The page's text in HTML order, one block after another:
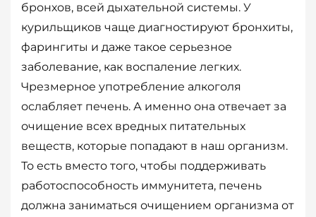
бронхов, всей дыхательной системы. У
курильщиков чаще диагностируют бронхиты,
фарингиты и даже такое серьезное
заболевание, как воспаление легких.
Чрезмерное употребление алкоголя
ослабляет печень. А именно она отвечает за
очищение всех вредных питательных
веществ, которые попадают в наш организм.
То есть вместо того, чтобы поддерживать
работоспособность иммунитета, печень
должна заниматься очищением организма от